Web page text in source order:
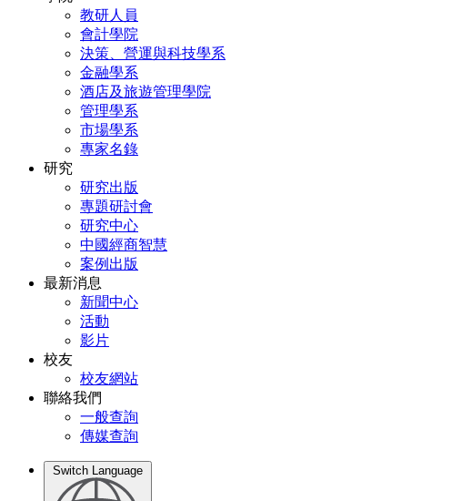
教研人員
會計學院
決策、營運與科技學系
金融學系
酒店及旅遊管理學院
管理學系
市場學系
專家名錄
研究
研究出版
專題研討會
研究中心
中國經商智慧
案例出版
最新消息
新聞中心
活動
影片
校友
校友網站
聯絡我們
一般查詢
傳媒查詢
Switch Language